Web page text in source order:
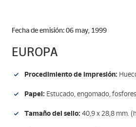
Fecha de emisión: 06 may, 1999
EUROPA
Procedimiento de impresión:
Papel: Estucado, engomado,
Tamaño del sello: 40,9 x 28,8 mm.